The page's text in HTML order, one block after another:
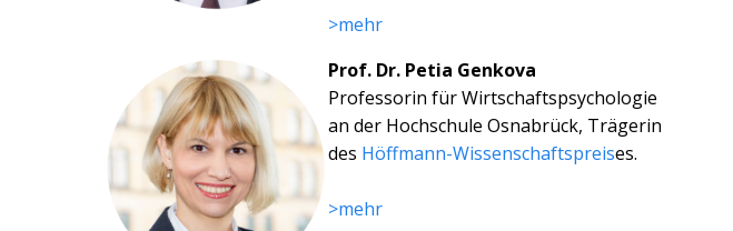
>mehr
Prof. Dr. Petia Genkova
Professorin für Wirtschaftspsychologie
an der Hochschule Osnabrück, Trägerin
des Höffmann-Wissenschaftspreises.
>mehr